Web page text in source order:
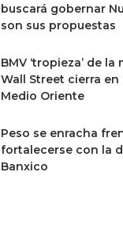
buscará gobernar
son sus propuestas
BMV ‘tropieza’ de
Wall Street cierra
Medio Oriente
Peso se enracha
fortalecerse con la
Banxico